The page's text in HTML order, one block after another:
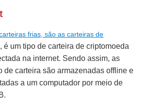
frias, são as carteiras de
é um tipo de carteira de criptomoeda
na internet. Sendo assim, as
de carteira são armazenadas offline e
a um computador por meio de